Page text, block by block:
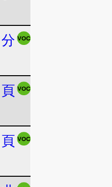
分
頁
頁